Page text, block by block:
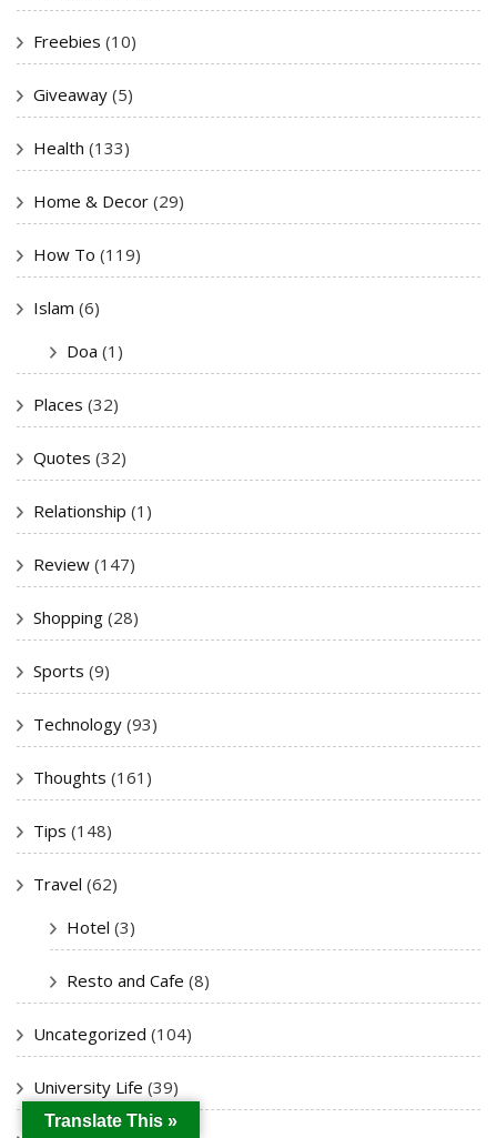
Freebies (10)
Giveaway (5)
Health (133)
Home & Decor (29)
How To (119)
Islam (6)
Doa (1)
Places (32)
Quotes (32)
Relationship (1)
Review (147)
Shopping (28)
Sports (9)
Technology (93)
Thoughts (161)
Tips (148)
Travel (62)
Hotel (3)
Resto and Cafe (8)
Uncategorized (104)
University Life (39)
Translate This »